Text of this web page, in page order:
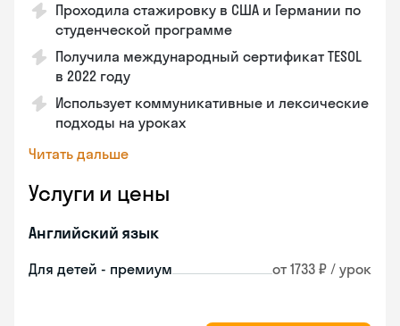
Проходила стажировку в США и Германии по
студенческой программе
Получила международный сертификат TESOL
в 2022 году
Использует коммуникативные и лексические
подходы на уроках
Читать дальше
Услуги и цены
Английский язык
Для детей - премиум от 1733 ₽ / урок